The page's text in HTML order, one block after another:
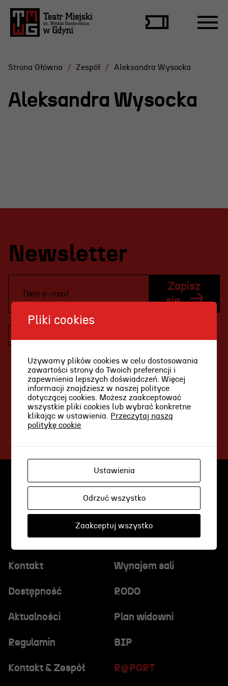
Repertuar
Festiwal R@Port
Gdyńska Nagroda Dramaturgiczna
Konkurs im. Andrzeja
Historia teatru
Zespół artystyczny
Aktualności
Wynajem scen i spektakli
Spektakle wyjazdowe
Kontakt & Zespół
Edukacja
Wydarzenia
Polecamy
Strona Główna Zespół Aleksandra Wysocka
Aleksandra Wysocka
Newsletter
Zapisz
się
informacji drogą elektroniczną (w tym
produktów oraz działalności Teatru
Miejskiego im. Witolda Gombrowicza w
Gdyni, zgodnie z art. 10 ustawy z dnia 18
lipca 2002 r. o świadczeniu usług drogą
elektroniczną (tj. Dz.U. z 2017 r. poz. 1219),
zgodnie zpolityką prywatności
Kontakt Wynajem sali
Dostępność RODO
R@PORT
Aktualności Plan widowni
Regulamin BIP
Kontakt & Zespół
Pliki cookies
Używamy plików cookies w celu dostosowania
zawartości strony do Twoich preferencji i
zapewnienia lepszych doświadczeń. Więcej
informacji znajdziesz w naszej polityce
dotyczącej cookies. Możesz zaakceptować
wszystkie pliki cookies lub wybrać konkretne
klikając w ustawienia.
Przeczytaj naszą
politykę cookie
Ustawienia
Odrzuć wszystko
Zaakceptuj wszystko